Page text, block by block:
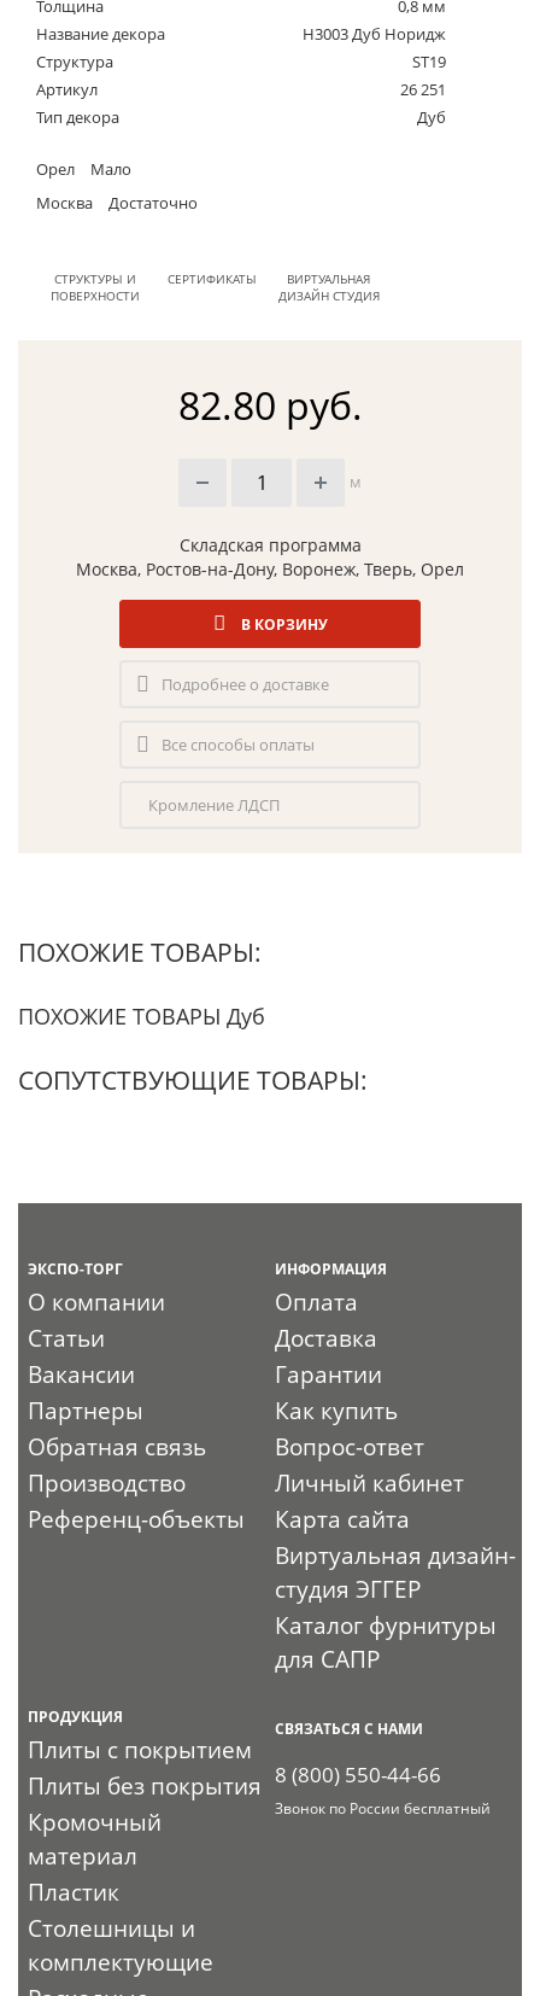
Толщина
0,8 мм
Название декора
H3003 Дуб Норидж
Структура
ST19
Артикул
26 251
Тип декора
Дуб
Орел
Мало
Москва
Достаточно
СТРУКТУРЫ И
ПОВЕРХНОСТИ
СЕРТИФИКАТЫ
ВИРТУАЛЬНАЯ
ДИЗАЙН СТУДИЯ
82.80 руб.
м
Складская программа
Москва, Ростов-на-Дону, Воронеж, Тверь, Орел
В КОРЗИНУ
Подробнее о доставке
Все способы оплаты
Кромление ЛДСП
ПОХОЖИЕ ТОВАРЫ:
ПОХОЖИЕ ТОВАРЫ Дуб
СОПУТСТВУЮЩИЕ ТОВАРЫ:
ЭКСПО-ТОРГ
О компании
Статьи
Вакансии
Партнеры
Обратная связь
Производство
Референц-объекты
ИНФОРМАЦИЯ
Оплата
Доставка
Гарантии
Как купить
Вопрос-ответ
Личный кабинет
Карта сайта
Виртуальная дизайн-
студия ЭГГЕР
Каталог фурнитуры
для САПР
ПРОДУКЦИЯ
Плиты с покрытием
Плиты без покрытия
Кромочный
материал
Пластик
Столешницы и
комплектующие
СВЯЗАТЬСЯ С НАМИ
8 (800) 550-44-66
Звонок по России бесплатный